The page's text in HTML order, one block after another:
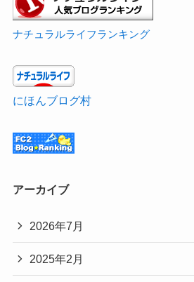
ナチュラルライフランキング
にほんブログ村
アーカイブ
2026年7月
2025年2月